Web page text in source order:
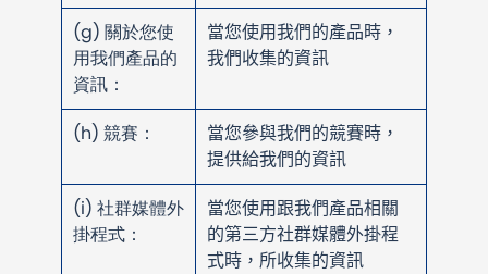
(g) 關於您使
用我們產品的
資訊：
當您使用我們的產品時，
我們收集的資訊
(h) 競賽：
當您參與我們的競賽時，
提供給我們的資訊
(i) 社群媒體外
掛程式：
當您使用跟我們產品相關
的第三方社群媒體外掛程
式時，所收集的資訊